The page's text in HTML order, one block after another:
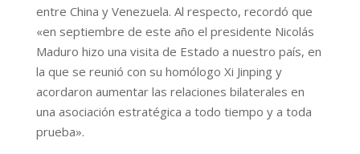
entre China y Venezuela. Al respecto, recordó que
«en septiembre de este año el presidente Nicolás
Maduro hizo una visita de Estado a nuestro país, en
la que se reunió con su homólogo Xi Jinping y
acordaron aumentar las relaciones bilaterales en
una asociación estratégica a todo tiempo y a toda
prueba».